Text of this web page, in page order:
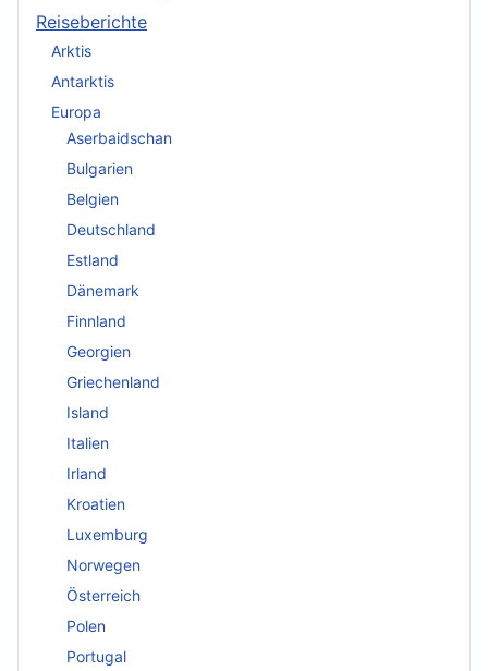
Reiseberichte
Arktis
Antarktis
Europa
Aserbaidschan
Bulgarien
Belgien
Deutschland
Estland
Dänemark
Finnland
Georgien
Griechenland
Island
Italien
Irland
Kroatien
Luxemburg
Norwegen
Österreich
Polen
Portugal